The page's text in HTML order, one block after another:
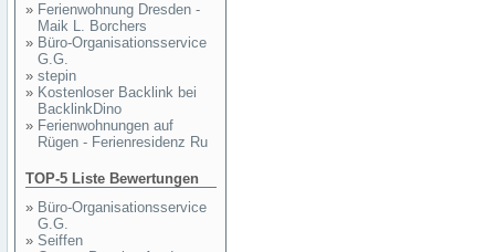
» Ferienwohnung Dresden -
Maik L. Borchers
» Büro-Organisationsservice
G.G.
» stepin
» Kostenloser Backlink bei
BacklinkDino
» Ferienwohnungen auf
Rügen - Ferienresidenz Ru
TOP-5 Liste Bewertungen
» Büro-Organisationsservice
G.G.
» Seiffen